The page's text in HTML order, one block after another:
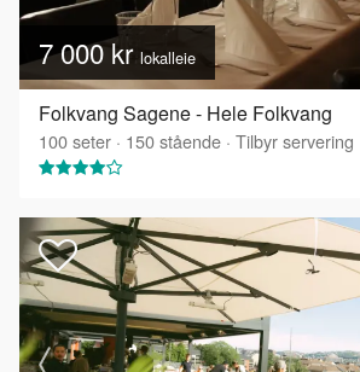
7 000 kr lokalleie
Folkvang Sagene - Hele Folkvang
100seter · 150stående · Tilbyr servering